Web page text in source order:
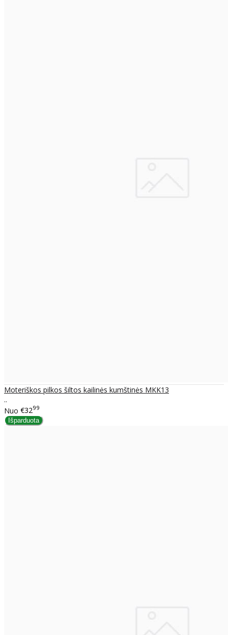
Moteriškos pilkos šiltos kailinės kumštinės MKK13
..
Nuo €3299